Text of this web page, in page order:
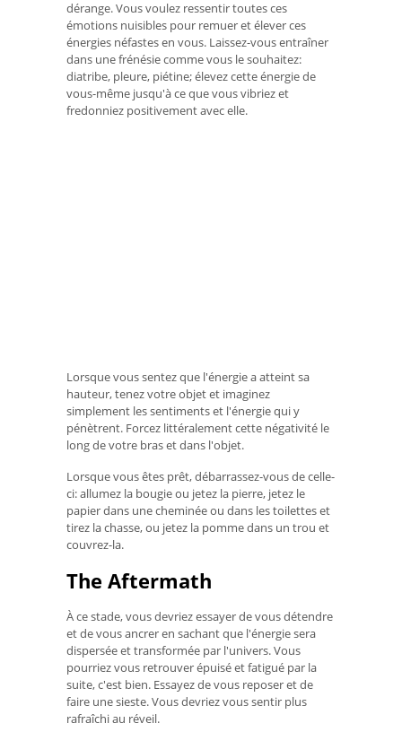
dérange. Vous voulez ressentir toutes ces
émotions nuisibles pour remuer et élever ces
énergies néfastes en vous. Laissez-vous entraîner
dans une frénésie comme vous le souhaitez:
diatribe, pleure, piétine; élevez cette énergie de
vous-même jusqu'à ce que vous vibriez et
fredonniez positivement avec elle.
Lorsque vous sentez que l'énergie a atteint sa
hauteur, tenez votre objet et imaginez
simplement les sentiments et l'énergie qui y
pénètrent. Forcez littéralement cette négativité le
long de votre bras et dans l'objet.
Lorsque vous êtes prêt, débarrassez-vous de celle-
ci: allumez la bougie ou jetez la pierre, jetez le
papier dans une cheminée ou dans les toilettes et
tirez la chasse, ou jetez la pomme dans un trou et
couvrez-la.
The Aftermath
À ce stade, vous devriez essayer de vous détendre
et de vous ancrer en sachant que l'énergie sera
dispersée et transformée par l'univers. Vous
pourriez vous retrouver épuisé et fatigué par la
suite, c'est bien. Essayez de vous reposer et de
faire une sieste. Vous devriez vous sentir plus
rafraîchi au réveil.